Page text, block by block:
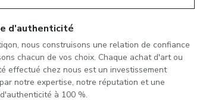
5 juin 2027
d'authenticité
nous construisons une relation de confiance
chacun de vos choix. Chaque achat d'art ou
effectué chez nous est un investissement
notre expertise, notre réputation et une
à 100 %.